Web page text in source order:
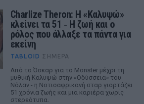
Charlize Theron: Η «Καλυψώ»
κλείνει τα 51 ‑ H ζωή και ο
ρόλος που άλλαξε τα πάντα για
εκείνη
TABLOID ΣΉΜΕΡΑ
Από το Όσκαρ για το Monster μέχρι τη
μυθική Καλυψώ στην «Οδύσσεια» του
Νόλαν - η Νοτιοαφρικανή σταρ γιορτάζει
51 χρόνια ζωής και μια καριέρα χωρίς
στερεότυπα.